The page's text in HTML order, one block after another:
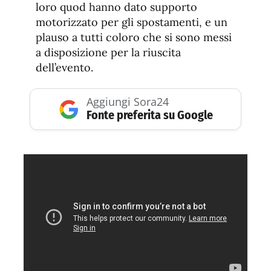
loro quod hanno dato supporto
motorizzato per gli spostamenti, e un
plauso a tutti coloro che si sono messi
a disposizione per la riuscita
dell’evento.
Aggiungi Sora24
Fonte preferita su Google